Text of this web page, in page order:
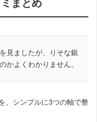
まとめ
見ましたが、りそな銀
かよくわかりません。
、シンプルに3つの軸で整